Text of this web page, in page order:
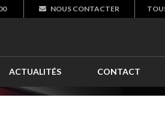
NOUS CONTACTER
ACTUALITÉS CONTACT